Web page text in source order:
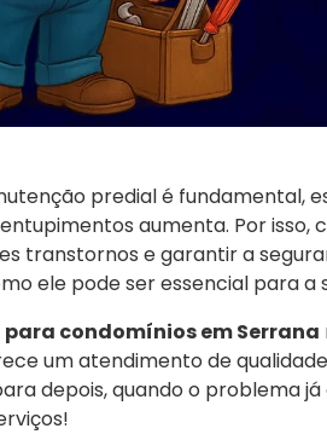
predial é fundamental,
aumenta. Por
transtornos e garantir a
ele pode ser essencial para a
condomínios em Serrana
um atendimento de
depois, quando o problema